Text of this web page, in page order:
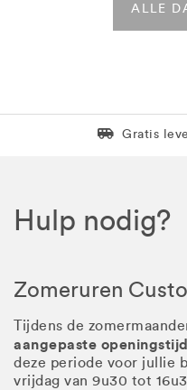
ALLE
Levering
Gratis
Hulp nodig?
Zomeruren
Tijdens de
aangepaste
deze periode voor jullie
vrijdag van 9u30 tot